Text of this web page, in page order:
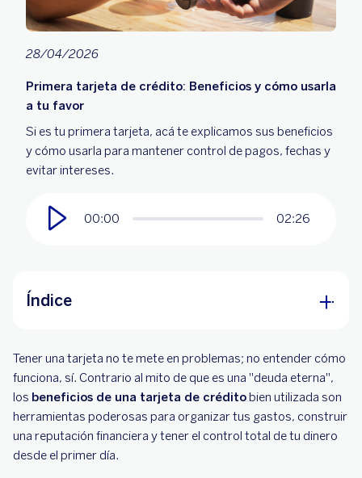
28/04/2026
Primera tarjeta de crédito: Beneficios y cómo usarla
a tu favor
Si es tu primera tarjeta, acá te explicamos sus beneficios
y cómo usarla para mantener control de pagos, fechas y
evitar intereses.
00:00 02:26
Índice
sienten en el día a día
Consejos para evitar errores comunes al tener
tu primera tarjeta
¿Cómo empezar si no tienes historial?
Tener una tarjeta no te mete en problemas; no entender cómo
funciona, sí. Contrario al mito de que es una "deuda eterna",
los beneficios de una tarjeta de créditobien utilizada son
herramientas poderosas para organizar tus gastos, construir
una reputación financiera y tener el control total de tu dinero
desde el primer día.